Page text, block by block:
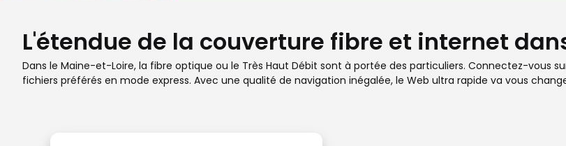
L'étendue de la couverture fibre et internet
Dans le Maine-et-Loire, la fibre optique ou le Très Haut Débit sont à portée des particuliers. Connectez-vous
fichiers préférés en mode express. Avec une qualité de navigation inégalée, le Web ultra rapide va vous